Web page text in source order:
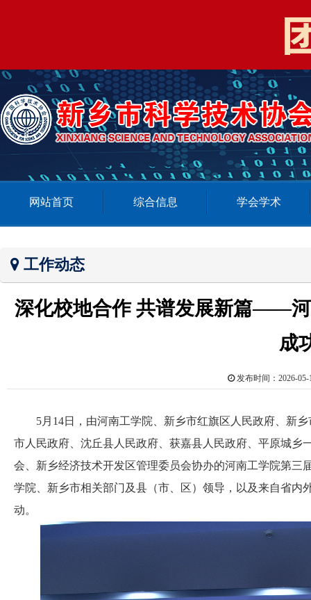
网站首页 综合信息 学会学术
工作动态
深化校地合作 共谱发展新篇——
成
发布时间：2026-
5月14日，由河南工学院、新乡市红旗区人民政府、新乡
市人民政府、沈丘县人民政府、获嘉县人民政府、平原城
会、新乡经济技术开发区管理委员会协办的河南工学院第
学院、新乡市相关部门及县（市、区）领导，以及来自省内
动。